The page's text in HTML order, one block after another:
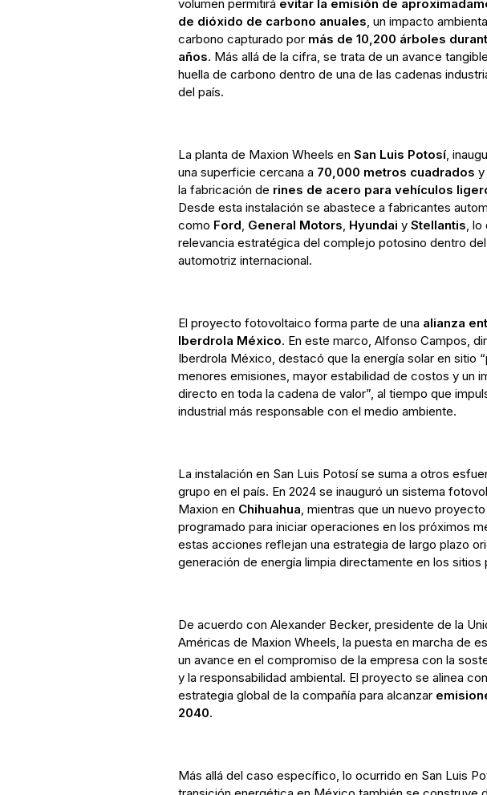
volumen permitirá evitar la emisión de
de dióxido de carbono anuales, un impacto
carbono capturado por más de 10,200 árboles
años. Más allá de la cifra, se trata de un avance
huella de carbono dentro de una de las cadenas
del país.
La planta de Maxion Wheels en San Luis Potosí,
una superficie cercana a 70,000 metros cuadrados y
la fabricación de rines de acero para vehículos
Desde esta instalación se abastece a fabricantes
como Ford, General Motors, Hyundai y Stellantis, lo
relevancia estratégica del complejo potosino dentro
automotriz internacional.
El proyecto fotovoltaico forma parte de una alianza
Iberdrola México. En este marco, Alfonso Campos,
Iberdrola México, destacó que la energía solar en sitio
menores emisiones, mayor estabilidad de costos y un
directo en toda la cadena de valor”, al tiempo que
industrial más responsable con el medio ambiente.
La instalación en San Luis Potosí se suma a otros
grupo en el país. En 2024 se inauguró un sistema
Maxion en Chihuahua, mientras que un nuevo
programado para iniciar operaciones en los próximos
estas acciones reflejan una estrategia de largo plazo
generación de energía limpia directamente en los sitios
De acuerdo con Alexander Becker, presidente de la
Américas de Maxion Wheels, la puesta en marcha de
un avance en el compromiso de la empresa con la
y la responsabilidad ambiental. El proyecto se alinea
estrategia global de la compañía para alcanzar
2040.
Más allá del caso específico, lo ocurrido en San Luis